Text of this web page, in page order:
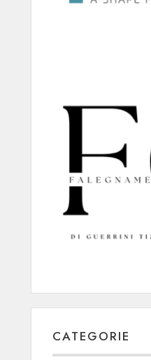
CATEGORIE